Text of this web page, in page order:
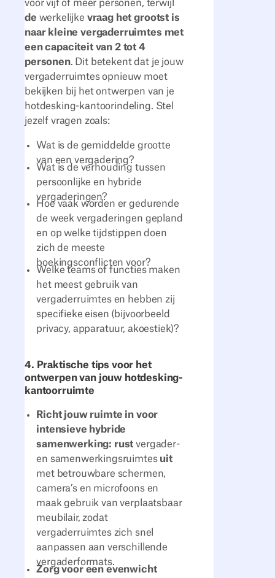
voor vijf of meer personen, terwijl
de werkelijke vraag het grootst is
naar kleine vergaderruimtes met
een capaciteit van 2 tot 4
personen. Dit betekent dat je jouw
vergaderruimtes opnieuw moet
bekijken bij het ontwerpen van je
hotdesking-kantoorindeling. Stel
jezelf vragen zoals:
Wat is de gemiddelde grootte
van een vergadering?
Wat is de verhouding tussen
persoonlijke en hybride
vergaderingen?
Hoe vaak worden er gedurende
de week vergaderingen gepland
en op welke tijdstippen doen
zich de meeste
boekingsconflicten voor?
Welke teams of functies maken
het meest gebruik van
vergaderruimtes en hebben zij
specifieke eisen (bijvoorbeeld
privacy, apparatuur, akoestiek)?
4. Praktische tips voor het
ontwerpen van jouw hotdesking-
kantoorruimte
Richt jouw ruimte in voor
intensieve hybride
samenwerking: rustvergader-
en samenwerkingsruimtes uit
met betrouwbare schermen,
camera’s en microfoons en
maak gebruik van verplaatsbaar
meubilair, zodat
vergaderruimtes zich snel
aanpassen aan verschillende
vergaderformats.
Zorg voor een evenwicht